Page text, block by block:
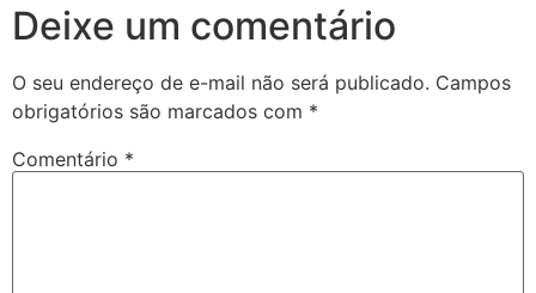
Deixe um comentário
O seu endereço de e-mail não será publicado. Campos
obrigatórios são marcados com *
Comentário *